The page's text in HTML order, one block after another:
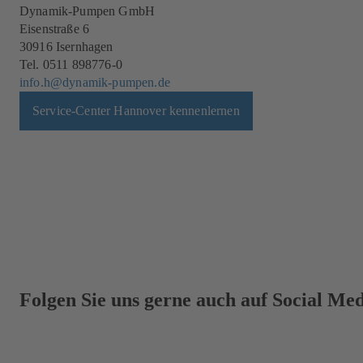
Dynamik-Pumpen GmbH
Eisenstraße 6
30916 Isernhagen
Tel. 0511 898776-0
info.h@dynamik-pumpen.de
Service-Center Hannover kennenlernen
Folgen Sie uns gerne auch auf Social